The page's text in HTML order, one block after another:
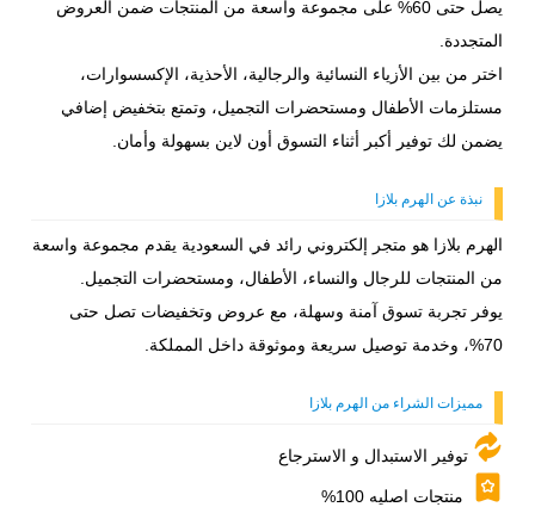
يصل حتى 60% على مجموعة واسعة من المنتجات ضمن العروض
المتجددة.
اختر من بين الأزياء النسائية والرجالية، الأحذية، الإكسسوارات،
مستلزمات الأطفال ومستحضرات التجميل، وتمتع بتخفيض إضافي
يضمن لك توفير أكبر أثناء التسوق أون لاين بسهولة وأمان.
نبذة عن الهرم بلازا
الهرم بلازا هو متجر إلكتروني رائد في السعودية يقدم مجموعة واسعة
من المنتجات للرجال والنساء، الأطفال، ومستحضرات التجميل.
يوفر تجربة تسوق آمنة وسهلة، مع عروض وتخفيضات تصل حتى
70%، وخدمة توصيل سريعة وموثوقة داخل المملكة.
مميزات الشراء من الهرم بلازا
توفير الاستبدال و الاسترجاع
منتجات اصليه 100%